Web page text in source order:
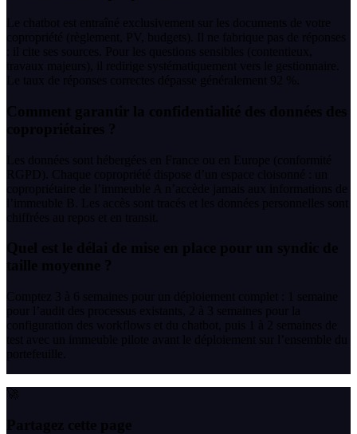
Le chatbot est entraîné exclusivement sur les documents de votre
copropriété (règlement, PV, budgets). Il ne fabrique pas de réponses
: il cite ses sources. Pour les questions sensibles (contentieux,
travaux majeurs), il redirige systématiquement vers le gestionnaire.
Le taux de réponses correctes dépasse généralement 92 %.
Comment garantir la confidentialité des données des
copropriétaires ?
Les données sont hébergées en France ou en Europe (conformité
RGPD). Chaque copropriété dispose d’un espace cloisonné : un
copropriétaire de l’immeuble A n’accède jamais aux informations de
l’immeuble B. Les accès sont tracés et les données personnelles sont
chiffrées au repos et en transit.
Quel est le délai de mise en place pour un syndic de
taille moyenne ?
Comptez 3 à 6 semaines pour un déploiement complet : 1 semaine
pour l’audit des processus existants, 2 à 3 semaines pour la
configuration des workflows et du chatbot, puis 1 à 2 semaines de
test avec un immeuble pilote avant le déploiement sur l’ensemble du
portefeuille.
🚀
Partagez cette page